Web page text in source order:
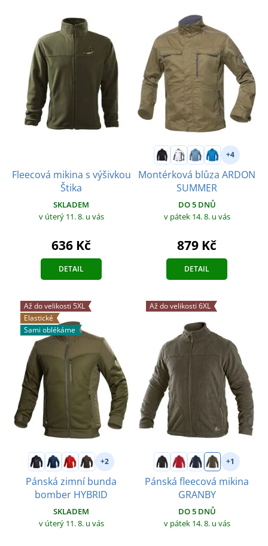
Fleecová mikina s výšivkou
Štika
SKLADEM
v úterý 11. 8. u vás
636 Kč
DETAIL
+4
Montérková blůza ARDON
SUMMER
DO 5 DNŮ
v pátek 14. 8. u vás
879 Kč
DETAIL
Až do velikosti 5XL
Elastické
Sami oblékáme
+2
Pánská zimní bunda
bomber HYBRID
SKLADEM
v úterý 11. 8. u vás
Až do velikosti 6XL
+1
Pánská fleecová mikina
GRANBY
DO 5 DNŮ
v pátek 14. 8. u vás